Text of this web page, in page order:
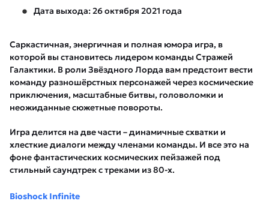
Дата выхода: 26 октября 2021 года
Саркастичная, энергичная и полная юмора игра, в
которой вы становитесь лидером команды Стражей
Галактики. В роли Звёздного Лорда вам предстоит вести
команду разношёрстных персонажей через космические
приключения, масштабные битвы, головоломки и
неожиданные сюжетные повороты.
Игра делится на две части – динамичные схватки и
хлесткие диалоги между членами команды. И все это на
фоне фантастических космических пейзажей под
стильный саундтрек с треками из 80-х.
Bioshock Infinite